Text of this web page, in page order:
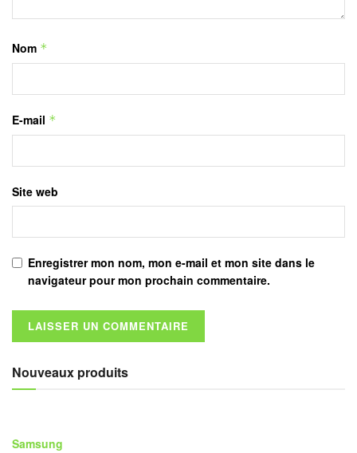
Nom *
E-mail *
Site web
Enregistrer mon nom, mon e-mail et mon site dans le
navigateur pour mon prochain commentaire.
Nouveaux produits
Samsung